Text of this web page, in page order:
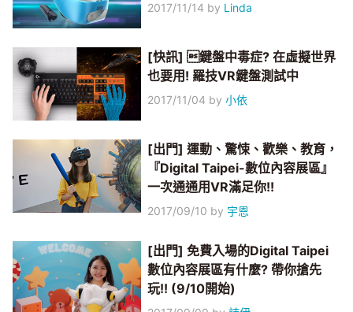
2017/11/14 by Linda
[快訊] 鍵盤中毒症? 在虛擬世界
也要用! 羅技VR鍵盤測試中
2017/11/04 by小依
[出門] 運動、驚悚、歡樂、教育，
『Digital Taipei-數位內容展區』
一次通通用VR滿足你!!
2017/09/10 by 宇恩
[出門] 免費入場的Digital Taipei
數位內容展區有什麼? 帶你搶先
玩!! (9/10開始)